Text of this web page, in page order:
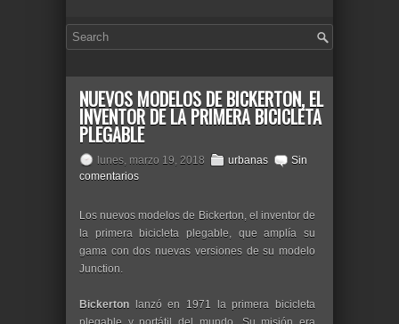
NUEVOS MODELOS DE BICKERTON, EL
INVENTOR DE LA PRIMERA BICICLETA
PLEGABLE
lunes, marzo 19, 2018 urbanas
Sin
comentarios
Los nuevos modelos de Bickerton, el inventor de
la primera bicicleta plegable, que amplía su
gama con dos nuevas versiones de su modelo
Junction.
Bickerton lanzó en 1971 la primera bicicleta